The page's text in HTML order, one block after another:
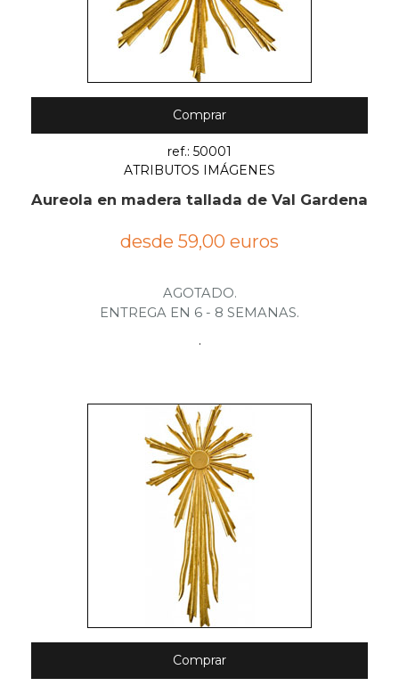
Comprar
ref.: 50001
ATRIBUTOS IMÁGENES
Aureola en madera tallada de Val Gardena
desde 59,00 euros
AGOTADO.
ENTREGA EN 6 - 8 SEMANAS.
.
Comprar